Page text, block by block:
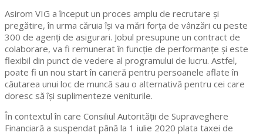
Asirom VIG a început un proces amplu de recrutare și
pregătire, în urma căruia își va mări forța de vânzări cu peste
300 de agenți de asigurari. Jobul presupune un contract de
colaborare, va fi remunerat în funcție de performanțe și este
flexibil din punct de vedere al programului de lucru. Astfel,
poate fi un nou start în carieră pentru persoanele aflate în
căutarea unui loc de muncă sau o alternativă pentru cei care
doresc să își suplimenteze veniturile.
În contextul în care Consiliul Autorității de Supraveghere
Financiară a suspendat până la 1 iulie 2020 plata taxei de